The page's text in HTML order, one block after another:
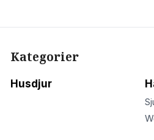
Kategorier
Husdjur